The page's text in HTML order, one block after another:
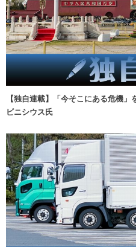
【独自連載】「今そこにある危機
ビニシウス氏